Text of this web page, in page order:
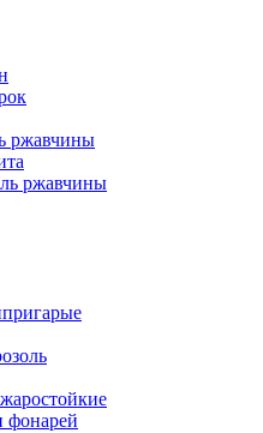
ржавчины
ржавчины
фонарей